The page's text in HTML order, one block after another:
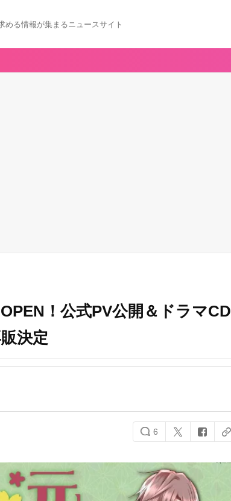
める情報が集まるニュースサイト
！公式PV公開＆ドラマCD
決定
6